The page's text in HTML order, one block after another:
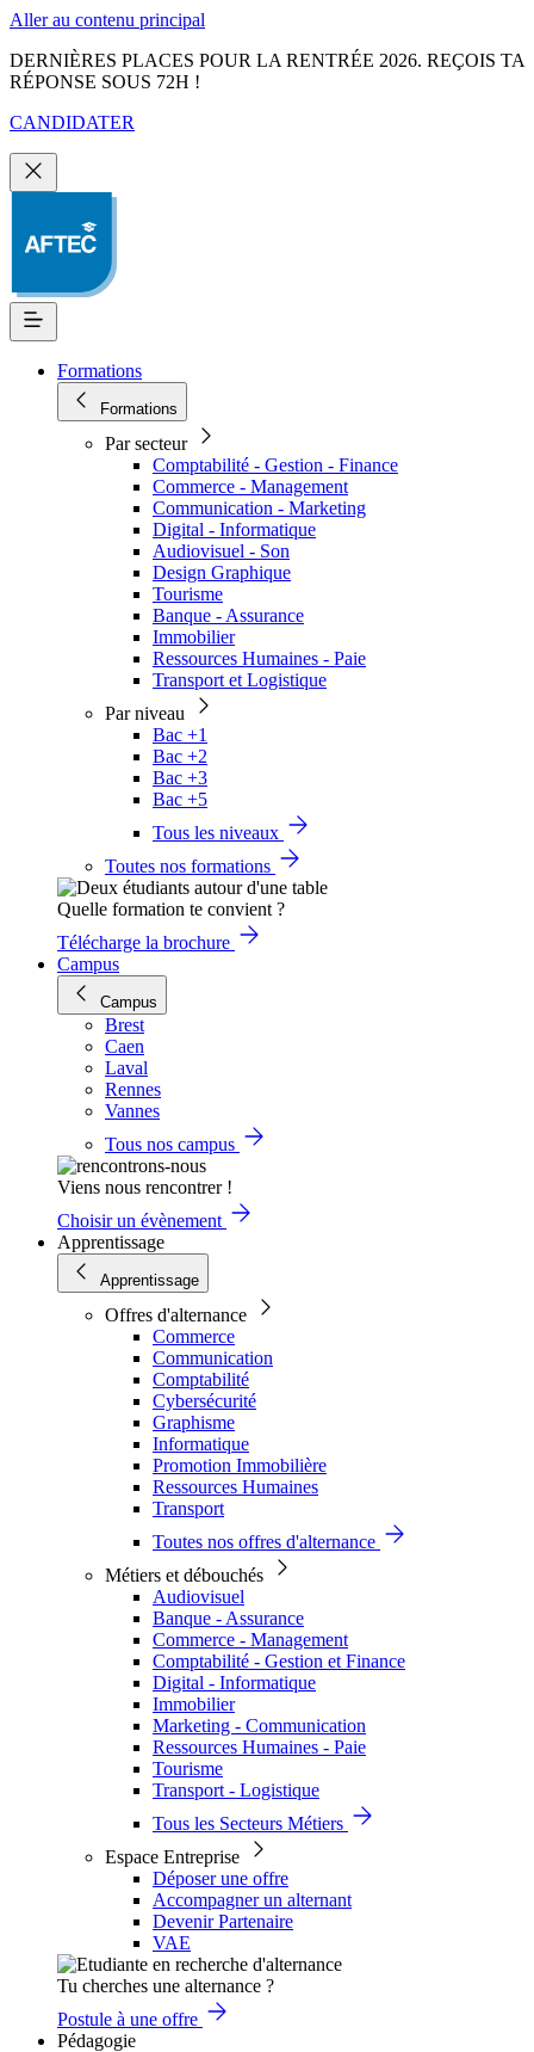
Aller au contenu principal
DERNIÈRES PLACES POUR LA RENTRÉE 2026. REÇOIS TA
RÉPONSE SOUS 72H !
CANDIDATER
Formations
Formations
Par secteur
Comptabilité - Gestion - Finance
Commerce - Management
Communication - Marketing
Digital - Informatique
Audiovisuel - Son
Design Graphique
Tourisme
Banque - Assurance
Immobilier
Ressources Humaines - Paie
Transport et Logistique
Par niveau
Bac +1
Bac +2
Bac +3
Bac +5
Tous les niveaux
Toutes nos formations
Quelle formation te convient ?
Télécharge la brochure
Campus
Campus
Brest
Caen
Laval
Rennes
Vannes
Tous nos campus
Viens nous rencontrer !
Choisir un évènement
Apprentissage
Apprentissage
Offres d'alternance
Commerce
Communication
Comptabilité
Cybersécurité
Graphisme
Informatique
Promotion Immobilière
Ressources Humaines
Transport
Toutes nos offres d'alternance
Métiers et débouchés
Audiovisuel
Banque - Assurance
Commerce - Management
Comptabilité - Gestion et Finance
Digital - Informatique
Immobilier
Marketing - Communication
Ressources Humaines - Paie
Tourisme
Transport - Logistique
Tous les Secteurs Métiers
Espace Entreprise
Déposer une offre
Accompagner un alternant
Devenir Partenaire
VAE
Tu cherches une alternance ?
Postule à une offre
Pédagogie